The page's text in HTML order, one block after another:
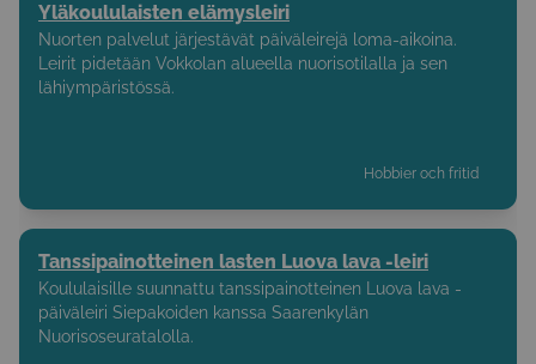
Yläkoululaisten elämysleiri
Nuorten palvelut järjestävät päiväleirejä loma-aikoina.
Leirit pidetään Vokkolan alueella nuorisotilalla ja sen
lähiympäristössä.
Hobbier och fritid
Tanssipainotteinen lasten Luova lava -leiri
Koululaisille suunnattu tanssipainotteinen Luova lava -
päiväleiri Siepakoiden kanssa Saarenkylän
Nuorisoseuratalolla.